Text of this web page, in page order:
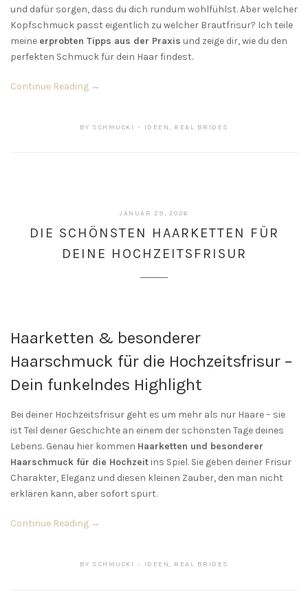
und dafür sorgen, dass du dich rundum wohlfühlst. Aber welcher
Kopfschmuck passt eigentlich zu welcher Brautfrisur? Ich teile
meine erprobten Tipps aus der Praxis und zeige dir, wie du den
perfekten Schmuck für dein Haar findest.
Continue Reading →
BY SCHMUCKI IDEEN , REAL BRIDES
JANUAR 29, 2026
DIE SCHÖNSTEN HAARKETTEN FÜR
DEINE HOCHZEITSFRISUR
Haarketten & besonderer
Haarschmuck für die Hochzeitsfrisur –
Dein funkelndes Highlight
Bei deiner Hochzeitsfrisur geht es um mehr als nur Haare – sie
ist Teil deiner Geschichte an einem der schönsten Tage deines
Lebens. Genau hier kommen Haarketten und besonderer
Haarschmuck für die Hochzeit ins Spiel. Sie geben deiner Frisur
Charakter, Eleganz und diesen kleinen Zauber, den man nicht
erklären kann, aber sofort spürt.
Continue Reading →
BY SCHMUCKI IDEEN , REAL BRIDES